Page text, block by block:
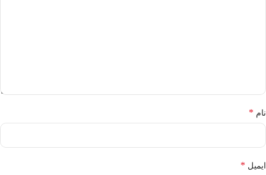
نام *
ایمیل *